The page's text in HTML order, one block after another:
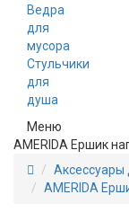
Ведра
для
мусора
Стульчики
для
душа
Меню
AMERIDA Ершик
Аксессуары
AMERIDA